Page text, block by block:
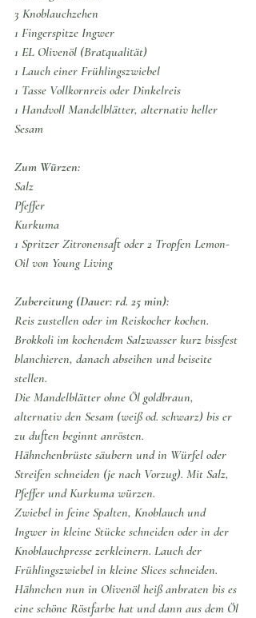
3 Knoblauchzehen
1 Fingerspitze Ingwer
1 EL Olivenöl (Bratqualität)
1 Lauch einer Frühlingszwiebel
1 Tasse Vollkornreis oder Dinkelreis
1 Handvoll Mandelblätter, alternativ heller
Sesam
Zum Würzen:
Salz
Pfeffer
Kurkuma
1 Spritzer Zitronensaft oder 2 Tropfen Lemon-
Oil von Young Living
Zubereitung (Dauer: rd. 25 min):
Reis zustellen oder im Reiskocher kochen.
Brokkoli im kochendem Salzwasser kurz bissfest
blanchieren, danach abseihen und beiseite
stellen.
Die Mandelblätter ohne Öl goldbraun,
alternativ den Sesam (weiß od. schwarz) bis er
zu duften beginnt anrösten.
Hähnchenbrüste säubern und in Würfel oder
Streifen schneiden (je nach Vorzug). Mit Salz,
Pfeffer und Kurkuma würzen.
Zwiebel in feine Spalten, Knoblauch und
Ingwer in kleine Stücke schneiden oder in der
Knoblauchpresse zerkleinern. Lauch der
Frühlingszwiebel in kleine Slices schneiden.
Hähnchen nun in Olivenöl heiß anbraten bis es
eine schöne Röstfarbe hat und dann aus dem Öl